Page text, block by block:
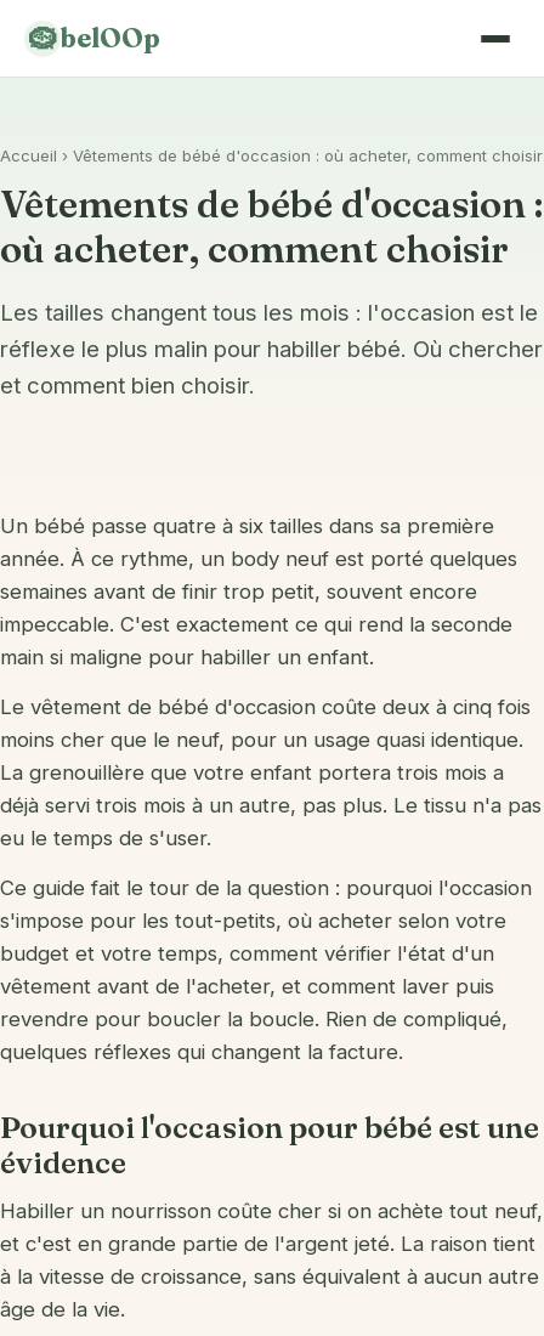
🪹belOOp
Liste de naissance
Gigoteuse
Veilleuse
Transat
Porte-bébé & portage
Jouets en bois
Jouets Montessori
Doudou
Quel jouet par âge
Vêtements d'occasion
Matériel d'occasion
Siège auto occasion
Vêtements bio
Accueil › Vêtements de bébé d'occasion : où acheter, comment choisir
Vêtements de bébé d'occasion :
où acheter, comment choisir
Les tailles changent tous les mois : l'occasion est le
réflexe le plus malin pour habiller bébé. Où chercher
et comment bien choisir.
Un bébé passe quatre à six tailles dans sa première
année. À ce rythme, un body neuf est porté quelques
semaines avant de finir trop petit, souvent encore
impeccable. C'est exactement ce qui rend la seconde
main si maligne pour habiller un enfant.
Le vêtement de bébé d'occasion coûte deux à cinq fois
moins cher que le neuf, pour un usage quasi identique.
La grenouillère que votre enfant portera trois mois a
déjà servi trois mois à un autre, pas plus. Le tissu n'a pas
eu le temps de s'user.
Ce guide fait le tour de la question : pourquoi l'occasion
s'impose pour les tout-petits, où acheter selon votre
budget et votre temps, comment vérifier l'état d'un
vêtement avant de l'acheter, et comment laver puis
revendre pour boucler la boucle. Rien de compliqué,
quelques réflexes qui changent la facture.
Pourquoi l'occasion pour bébé est une
évidence
Habiller un nourrisson coûte cher si on achète tout neuf,
et c'est en grande partie de l'argent jeté. La raison tient
à la vitesse de croissance, sans équivalent à aucun autre
âge de la vie.